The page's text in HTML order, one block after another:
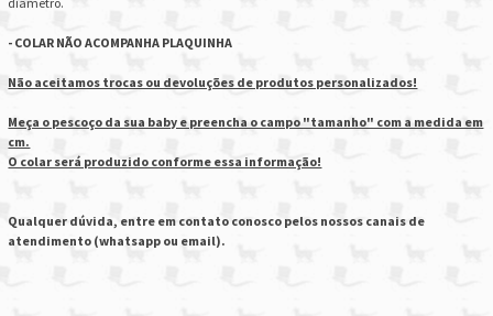
- COLAR NÃO ACOMPANHA PLAQUINHA
Não aceitamos trocas ou devoluções de produtos personalizados!​
Meça o pescoço da sua baby e preencha o campo "tamanho" com a medida em
cm.
O colar será produzido conforme essa informação!
Qualquer dúvida, entre em contato conosco pelos nossos canais de
atendimento (whatsapp ou email).